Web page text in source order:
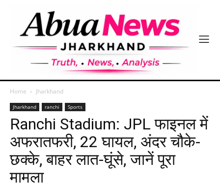
Home Jharkhand
Jharkhand ranchi Sports
Ranchi Stadium: JPL फाइनल में
अफरातफरी, 22 घायल, अंदर चौके-
छक्के, बाहर लात-घूंसे, जानें पूरा
मामला